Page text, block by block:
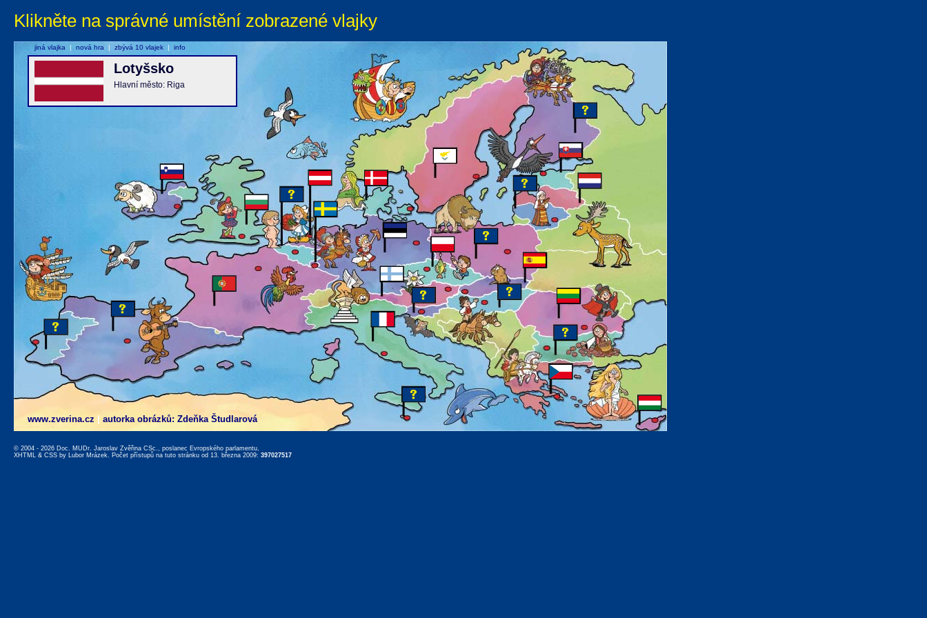
Klikněte na správné umístění zobrazené vlajky
www.zverina.cz autorka obrázků: Zdeňka Študlarová
Lotyšsko
Hlavní město: Riga
jiná vlajka | nová hra | zbývá 10 vlajek | info
© 2004 - 2026 Doc. MUDr. Jaroslav Zvěřina CSc., poslanec Evropského parlamentu,
XHTML & CSS by Lubor Mrázek. Počet přístupů na tuto stránku od 13. března 2009: 397027517